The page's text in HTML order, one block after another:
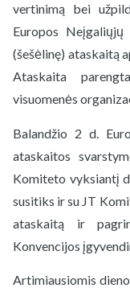
vertinimą bei
Europos
(šešėlinę) ataskaitą
Ataskaita
visuomenės
Balandžio 2 d.
ataskaitos
Komiteto vyksiantį
susitiks ir su JT
ataskaitą ir
Konvencijos
Artimiausiomis